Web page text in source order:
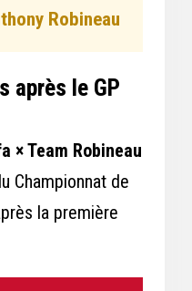
Robineau
après le GP
× Team Robineau
Championnat de
la première